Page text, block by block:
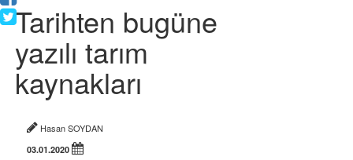
Tarihten bugüne
yazılı tarım
kaynakları
Hasan SOYDAN
03.01.2020